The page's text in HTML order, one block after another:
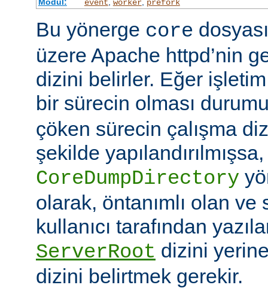
event worker prefork
Bu yönerge core
üzere Apache httpd’nin
dizini belirler. Eğer
bir sürecin olması
çöken sürecin çalışma
şekilde yapılandırılmışsa,
CoreDumpDirectory
olarak, öntanımlı olan ve
kullanıcı tarafından
ServerRoot dizini
dizini belirtmek gerekir.